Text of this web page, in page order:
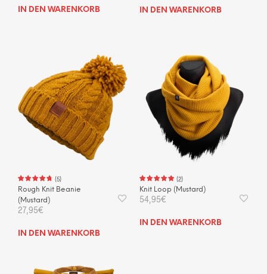
IN DEN WARENKORB
29,95€ 25,95€.
IN DEN WARENKORB
(5)
Rough Knit Beanie
(Mustard)
27,95€
IN DEN WARENKORB
(2)
Knit Loop (Mustard)
54,95€
IN DEN WARENKORB